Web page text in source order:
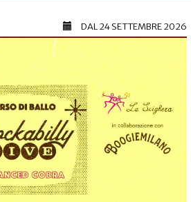
DAL24 SETTEMBRE 2026